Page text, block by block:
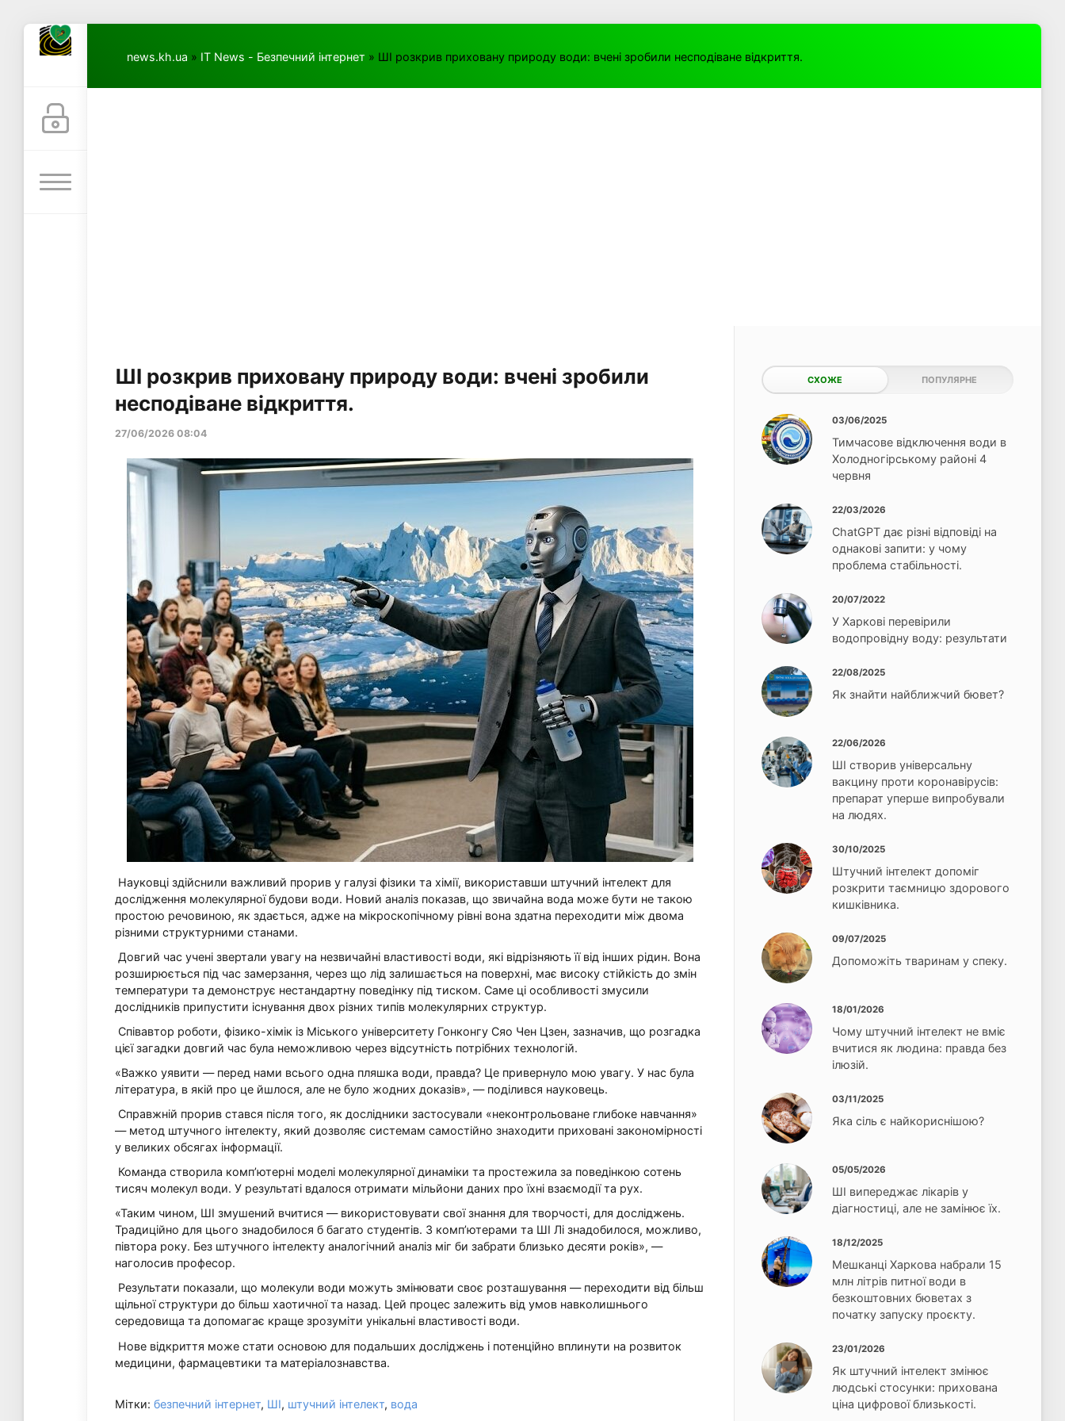
news.kh.ua » IT News - Безпечний інтернет » ШІ розкрив приховану природу води: вчені зробили несподіване відкриття.
ШІ розкрив приховану природу води: вчені зробили
несподіване відкриття.
27/06/2026 08:04
Науковці здійснили важливий прорив у галузі фізики та хімії, використавши штучний інтелект для
дослідження молекулярної будови води. Новий аналіз показав, що звичайна вода може бути не такою
простою речовиною, як здається, адже на мікроскопічному рівні вона здатна переходити між двома
різними структурними станами.
Довгий час учені звертали увагу на незвичайні властивості води, які відрізняють її від інших рідин. Вона
розширюється під час замерзання, через що лід залишається на поверхні, має високу стійкість до змін
температури та демонструє нестандартну поведінку під тиском. Саме ці особливості змусили
дослідників припустити існування двох різних типів молекулярних структур.
Співавтор роботи, фізико-хімік із Міського університету Гонконгу Сяо Чен Цзен, зазначив, що розгадка
цієї загадки довгий час була неможливою через відсутність потрібних технологій.
«Важко уявити — перед нами всього одна пляшка води, правда? Це привернуло мою увагу. У нас була
література, в якій про це йшлося, але не було жодних доказів», — поділився науковець.
Справжній прорив стався після того, як дослідники застосували «неконтрольоване глибоке навчання»
— метод штучного інтелекту, який дозволяє системам самостійно знаходити приховані закономірності
у великих обсягах інформації.
Команда створила комп’ютерні моделі молекулярної динаміки та простежила за поведінкою сотень
тисяч молекул води. У результаті вдалося отримати мільйони даних про їхні взаємодії та рух.
«Таким чином, ШІ змушений вчитися — використовувати свої знання для творчості, для досліджень.
Традиційно для цього знадобилося б багато студентів. З комп’ютерами та ШІ Лі знадобилося, можливо,
півтора року. Без штучного інтелекту аналогічний аналіз міг би забрати близько десяти років», —
наголосив професор.
Результати показали, що молекули води можуть змінювати своє розташування — переходити від більш
щільної структури до більш хаотичної та назад. Цей процес залежить від умов навколишнього
середовища та допомагає краще зрозуміти унікальні властивості води.
Нове відкриття може стати основою для подальших досліджень і потенційно вплинути на розвиток
медицини, фармацевтики та матеріалознавства.
Мітки: безпечний інтернет, ШІ, штучний інтелект, вода
СХОЖЕ ПОПУЛЯРНЕ
03/06/2025
Тимчасове відключення води в
Холодногірському районі 4
червня
22/03/2026
ChatGPT дає різні відповіді на
однакові запити: у чому
проблема стабільності.
20/07/2022
У Харкові перевірили
водопровідну воду: результати
22/08/2025
Як знайти найближчий бювет?
22/06/2026
ШІ створив універсальну
вакцину проти коронавірусів:
препарат уперше випробували
на людях.
30/10/2025
Штучний інтелект допоміг
розкрити таємницю здорового
кишківника.
09/07/2025
Допоможіть тваринам у спеку.
18/01/2026
Чому штучний інтелект не вміє
вчитися як людина: правда без
ілюзій.
03/11/2025
Яка сіль є найкориснішою?
05/05/2026
ШІ випереджає лікарів у
діагностиці, але не замінює їх.
18/12/2025
Мешканці Харкова набрали 15
млн літрів питної води в
безкоштовних бюветах з
початку запуску проєкту.
23/01/2026
Як штучний інтелект змінює
людські стосунки: прихована
ціна цифрової близькості.